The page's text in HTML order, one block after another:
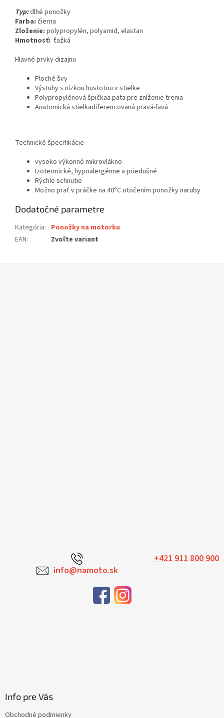
Typ:dlhé ponožky
Farba: čierna
Zloženie: polypropylén, polyamid, elastan
Hmotnosť: ťažká
Hlavné prvky dizajnu
Ploché švy
Výstuhy s nízkou hustotou v stielke
Polypropylénová špičkaa päta pre zníženie trenia
Anatomická stielkadiferencovaná pravá-ľavá
Technické špecifikácie
vysoko výkonné mikrovlákno
Izotermické, hypoalergénne a priedušné
Rýchle schnutie
Možno prať v práčke na 40°C otočením ponožky naruby
Dodatočné parametre
Kategória: Ponožky na motorku
EAN: Zvoľte variant
+421 911 800 900
info@namoto.sk
Info pre Vás
Obchodné podmienky